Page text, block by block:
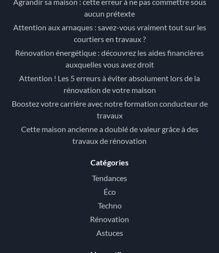
aucun prétexte
Attention aux arnaques : savez-vous vraiment tout sur les
courtiers en travaux ?
Rénovation énergétique : découvrez les aides financières
auxquelles vous avez droit
Attention ! Les 5 erreurs à éviter absolument lors de la
rénovation de votre maison
Boostez votre carrière avec notre formation conducteur de
travaux
Cette maison ancienne a doublé de valeur grâce à des
travaux de rénovation
Catégories
Tendances
Éco
Techno
Rénovation
Astuces